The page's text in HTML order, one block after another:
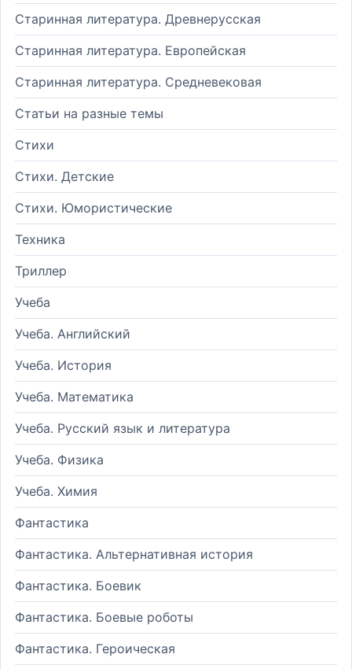
Старинная литература. Древнерусская
Старинная литература. Европейская
Старинная литература. Средневековая
Статьи на разные темы
Стихи
Стихи. Детские
Стихи. Юмористические
Техника
Триллер
Учеба
Учеба. Английский
Учеба. История
Учеба. Математика
Учеба. Русский язык и литература
Учеба. Физика
Учеба. Химия
Фантастика
Фантастика. Альтернативная история
Фантастика. Боевик
Фантастика. Боевые роботы
Фантастика. Героическая